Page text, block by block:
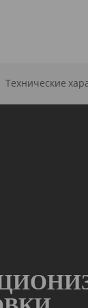
Технические